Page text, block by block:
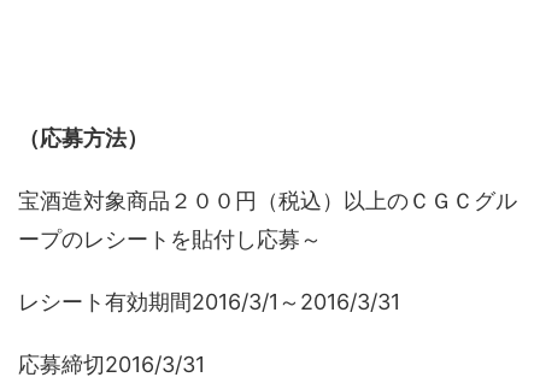
（応募方法）
宝酒造対象商品２００円（税込）以上のＣＧＣグル
ープのレシートを貼付し応募～
レシート有効期間2016/3/1～2016/3/31
応募締切2016/3/31